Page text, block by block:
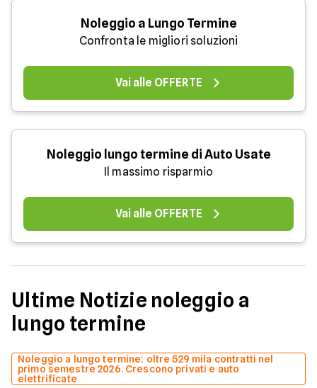
Noleggio a Lungo Termine
Confronta le migliori soluzioni
Vai alle OFFERTE
Noleggio lungo termine di Auto Usate
Il massimo risparmio
Vai alle OFFERTE
Ultime Notizie noleggio a
lungo termine
Noleggio a lungo termine: oltre 529 mila contratti nel
primo semestre 2026. Crescono privati e auto
elettrificate